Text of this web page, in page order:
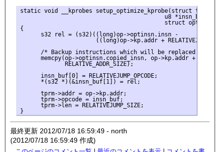
static void __kprobes setup_optimize_kprobe(struct
                                          u8 *insn_buf,
struct
{
      s32 rel = (s32)((long)op->optinsn.insn -
((long)op->kp.addr +
/* Backup instructions which will be replaced by
memcpy(op->optinsn.copied_insn, op->kp.addr +
             RELATIVE_ADDR_SIZE);
      insn_buf[0] = RELATIVEJUMP_OPCODE;
      *(s32 *)(&insn_buf[1]) = rel;
      tprm->addr = op->kp.addr;
      tprm->opcode = insn_buf;
      tprm->len = RELATIVEJUMP_SIZE;
最終更新 2012/07/18 16:59:49 - north
(2012/07/18 16:59:49 作成)